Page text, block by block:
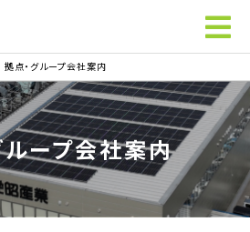
拠点・グループ会社案内
ループ会社案内